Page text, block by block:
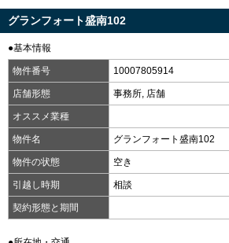
グランフォート盛南102
●基本情報
物件番号 10007805914
店舗形態 事務所, 店舗
オススメ業種
物件名 グランフォート盛南102
物件の状態 空き
引越し時期 相談
契約形態と期間